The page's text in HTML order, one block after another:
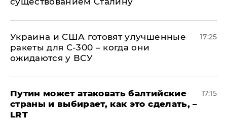
Украина и США готовят улучшенные
ракеты для С-300 – когда они
ожидаются у ВСУ
17:25
Путин может атаковать балтийские
страны и выбирает, как это сделать, –
LRT
17:15